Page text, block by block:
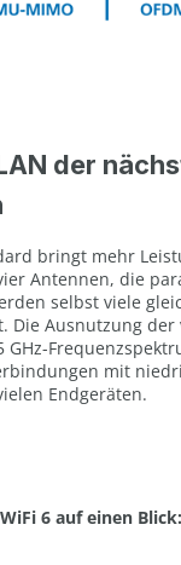
der
bringt mehr
Antennen, die
selbst viele
Die Ausnutzung
mit
Endgeräten.
6 auf einen Blick: